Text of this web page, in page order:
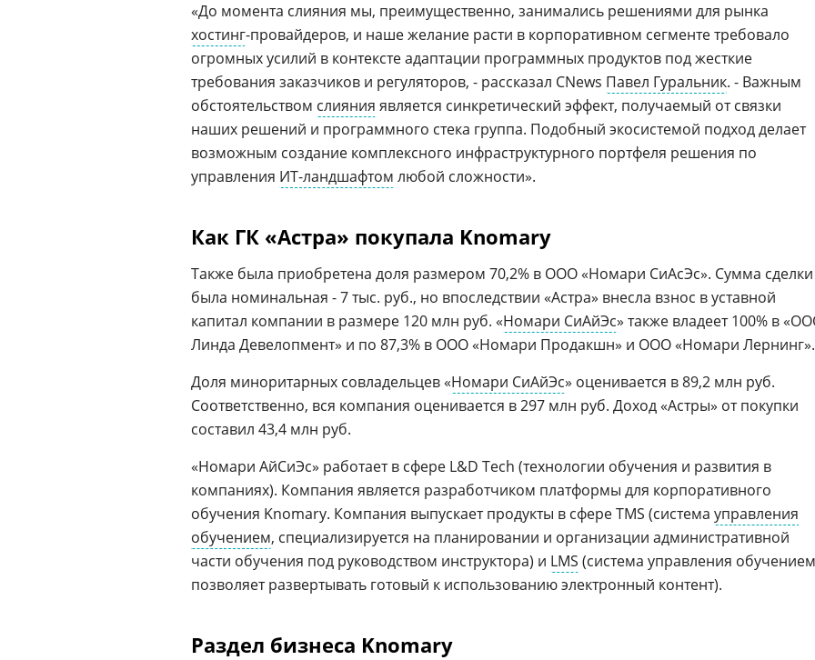
«До момента слияния мы, преимущественно, занимались решениями для рынка
хостинг-провайдеров, и наше желание расти в корпоративном сегменте требовало
огромных усилий в контексте адаптации программных продуктов под жесткие
требования заказчиков и регуляторов, - рассказал CNews Павел Гуральник. - Важным
обстоятельством слияния является синкретический эффект, получаемый от связки
наших решений и программного стека группа. Подобный экосистемой подход делает
возможным создание комплексного инфраструктурного портфеля решения по
управления ИТ-ландшафтом любой сложности».
Как ГК «Астра» покупала Knomary
Также была приобретена доля размером 70,2% в ООО «Номари СиАсЭс». Сумма сделки
была номинальная - 7 тыс. руб., но впоследствии «Астра» внесла взнос в уставной
капитал компании в размере 120 млн руб. «Номари СиАйЭс» также владеет 100% в
Линда Девелопмент» и по 87,3% в ООО «Номари Продакшн» и ООО «Номари Лернинг».
Доля миноритарных совладельцев «Номари СиАйЭс» оценивается в 89,2 млн руб.
Соответственно, вся компания оценивается в 297 млн руб. Доход «Астры» от покупки
составил 43,4 млн руб.
«Номари АйСиЭс» работает в сфере L&D Tech (технологии обучения и развития в
компаниях). Компания является разработчиком платформы для корпоративного
обучения Knomary. Компания выпускает продукты в сфере TMS (система управления
обучением, специализируется на планировании и организации административной
части обучения под руководством инструктора) и LMS (система управления
позволяет развертывать готовый к использованию электронный контент).
Раздел бизнеса Knomary